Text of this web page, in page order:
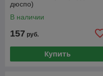
дюспо)
В наличии
157 руб.
Купить